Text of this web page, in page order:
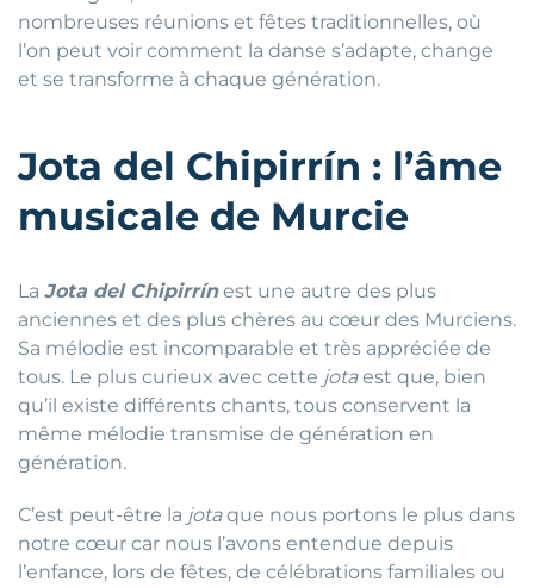
nombreuses réunions et fêtes traditionnelles, où
l’on peut voir comment la danse s’adapte, change
et se transforme à chaque génération.
Jota del Chipirrín : l’âme
musicale de Murcie
La Jota del Chipirrínest une autre des plus
anciennes et des plus chères au cœur des Murciens.
Sa mélodie est incomparable et très appréciée de
tous. Le plus curieux avec cette jotaest que, bien
qu’il existe différents chants, tous conservent la
même mélodie transmise de génération en
génération.
C’est peut-être la jotaque nous portons le plus dans
notre cœur car nous l’avons entendue depuis
l’enfance, lors de fêtes, de célébrations familiales ou